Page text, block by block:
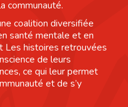
communauté.
coalition diversifiée
santé mentale et en
Les histoires retrouvées
de leurs
ce qui leur permet
et de s’y